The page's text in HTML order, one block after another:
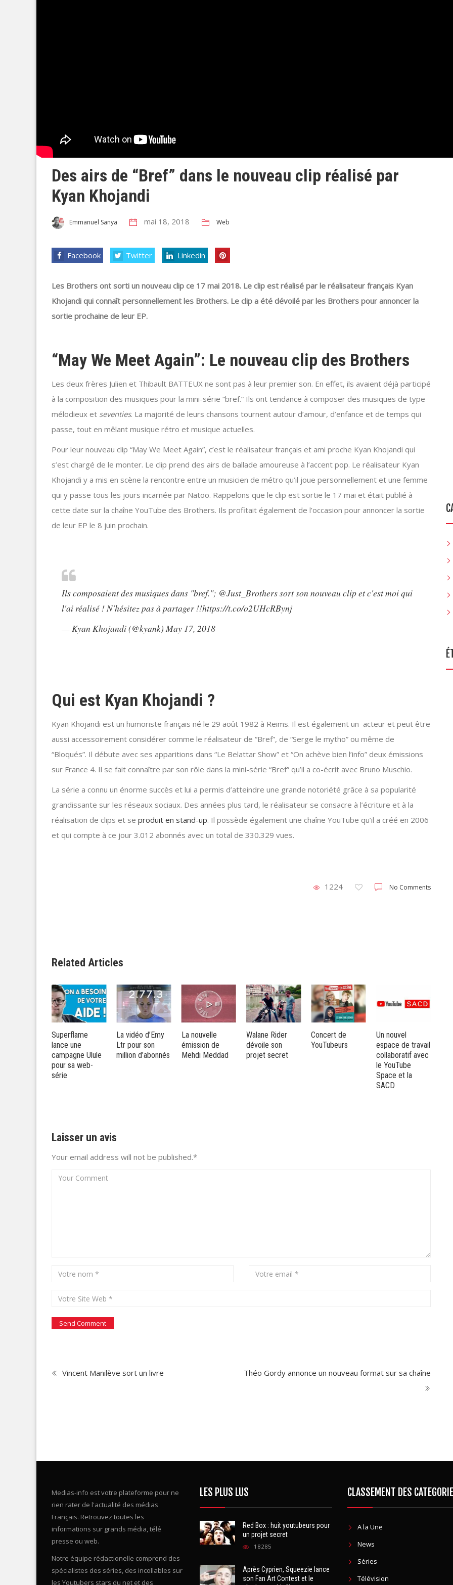
Des airs de “Bref” dans le nouveau clip réalisé par
Kyan Khojandi
Emmanuel Sanya mai 18, 2018 Web
Facebook Twitter Linkedin
Les Brothers ont sorti un nouveau clip ce 17 mai 2018. Le clip est réalisé par le réalisateur français Kyan
Khojandi qui connaît personnellement les Brothers. Le clip a été dévoilé par les Brothers pour annoncer la
sortie prochaine de leur EP.
“May We Meet Again”: Le nouveau clip des Brothers
Les deux frères Julien et Thibault BATTEUX ne sont pas à leur premier son. En effet, ils avaient déjà participé
à la composition des musiques pour la mini-série “bref.” Ils ont tendance à composer des musiques de type
mélodieux et seventies. La majorité de leurs chansons tournent autour d’amour, d’enfance et de temps qui
passe, tout en mêlant musique rétro et musique actuelles.
Pour leur nouveau clip “May We Meet Again”, c’est le réalisateur français et ami proche Kyan Khojandi qui
s’est chargé de le monter. Le clip prend des airs de ballade amoureuse à l’accent pop. Le réalisateur Kyan
Khojandi y a mis en scène la rencontre entre un musicien de métro qu’il joue personnellement et une femme
qui y passe tous les jours incarnée par Natoo. Rappelons que le clip est sortie le 17 mai et était publié à
cette date sur la chaîne YouTube des Brothers. Ils profitait également de l’occasion pour annoncer la sortie
de leur EP le 8 juin prochain.
Ils composaient des musiques dans "bref."; @Just_Brotherssort son nouveau clip et c'est moi qui
l'ai réalisé ! N'hésitez pas à partager !!https://t.co/o2UHcRBynj
— Kyan Khojandi (@kyank) May 17, 2018
Qui est Kyan Khojandi ?
Kyan Khojandi est un humoriste français né le 29 août 1982 à Reims. Il est également un acteur et peut être
aussi accessoirement considérer comme le réalisateur de “Bref”, de “Serge le mytho” ou même de
“Bloqués”. Il débute avec ses apparitions dans “Le Belattar Show” et “On achève bien l’info” deux émissions
sur France 4. Il se fait connaître par son rôle dans la mini-série “Bref” qu’il a co-écrit avec Bruno ­Muschio.
La série a connu un énorme succès et lui a permis d’atteindre une grande notoriété grâce à sa popularité
grandissante sur les réseaux sociaux. Des années plus tard, le réalisateur se consacre à l’écriture et à la
réalisation de clips et se produit en stand-up. Il possède également une chaîne YouTube qu’il a créé en 2006
et qui compte à ce jour 3.012 abonnés avec un total de 330.329 vues.
1224 No Comments
Related Articles
Superflame
lance une
campagne Ulule
pour sa web-
série
La vidéo d’Emy
Ltr pour son
million d’abonnés
La nouvelle
émission de
Mehdi Meddad
Walane Rider
dévoile son
projet secret
Concert de
YouTubeurs
Un nouvel
espace de travail
collaboratif avec
le YouTube
Space et la
SACD
Laisser un avis
Your email address will not be published.*
Vincent Manilève sort un livre Théo Gordy annonce un nouveau format sur sa chaîne
Medias-info est votre plateforme pour ne
rien rater de l'actualité des médias
Français. Retrouvez toutes les
informations sur grands média, télé
presse ou web.
Notre équipe rédactionelle comprend des
spécialistes des séries, des incollables sur
les Youtubers stars du net et des
LES PLUS LUS
Red Box : huit youtubeurs pour
un projet secret
18285
Après Cyprien, Squeezie lance
son Fan Art Contest et le
CLASSEMENT DES
A la Une
News
Séries
Télévision